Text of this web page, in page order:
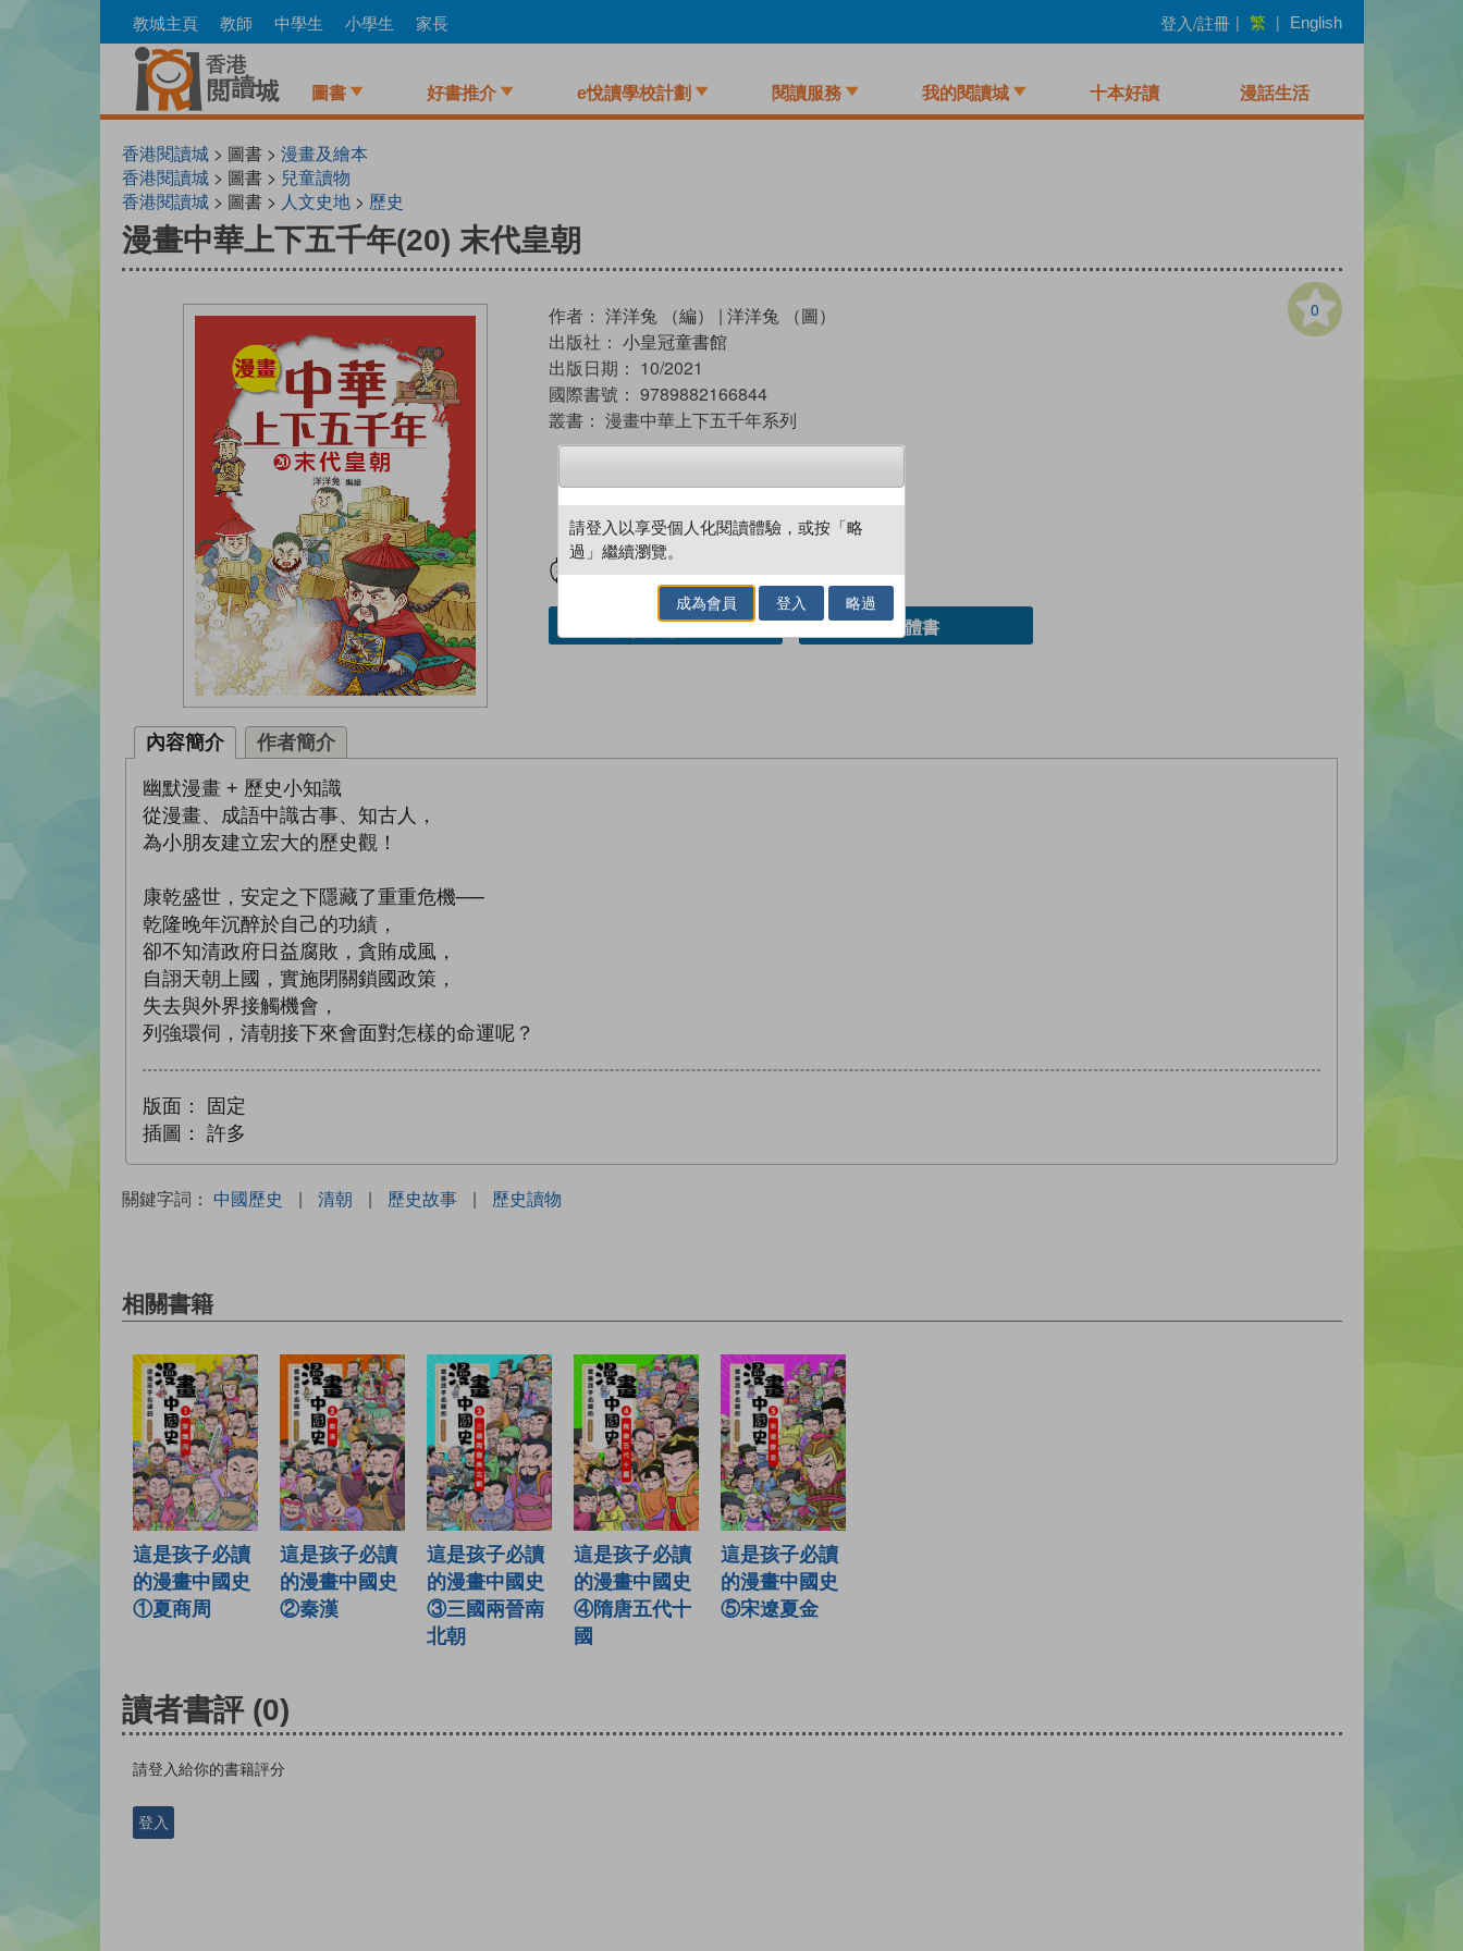
to
教城主頁 教師 中學生 小學生 家長 登入/註冊 | 繁 | English
圖書 好書推介 e悅讀學校計劃 閱讀服務 我的閱讀城 十本好讀 漫話生活
香港閱讀城> 圖書 > 漫畫及繪本
香港閱讀城> 圖書 > 兒童讀物
香港閱讀城> 圖書 > 人文史地> 歷史
漫畫中華上下五千年(20) 末代皇朝
0
作者： 洋洋兔 （編） | 洋洋兔 （圖）
出版社： 小皇冠童書館
出版日期： 10/2021
國際書號： 9789882166844
叢書： 漫畫中華上下五千年系列
試閲 加入閱讀紀錄
借閱實體書
內容簡介 作者簡介
幽默漫畫 + 歷史小知識
從漫畫、成語中識古事、知古人，
為小朋友建立宏大的歷史觀！
康乾盛世，安定之下隱藏了重重危機──
乾隆晚年沉醉於自己的功績，
卻不知清政府日益腐敗，貪賄成風，
自詡天朝上國，實施閉關鎖國政策，
失去與外界接觸機會，
列強環伺，清朝接下來會面對怎樣的命運呢？
版面：
固定
插圖：
許多
關鍵字詞： 中國歷史 | 清朝 | 歷史故事 | 歷史讀物
相關書籍
這是孩子必讀
的漫畫中國史
①夏商周
這是孩子必讀
的漫畫中國史
②秦漢
這是孩子必讀
的漫畫中國史
③三國兩晉南
北朝
這是孩子必讀
的漫畫中國史
④隋唐五代十
國
這是孩子必讀
的漫畫中國史
⑤宋遼夏金
讀者書評 (0)
請登入給你的書籍評分
登入
請登入以享受個人化閱讀體驗，或按「略
過」繼續瀏覽。
成為會員 登入 略過